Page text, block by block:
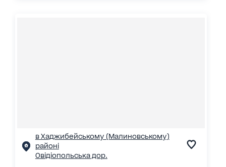
в Хаджибейському (Малиновському)
районі
Овідіопольська дор.